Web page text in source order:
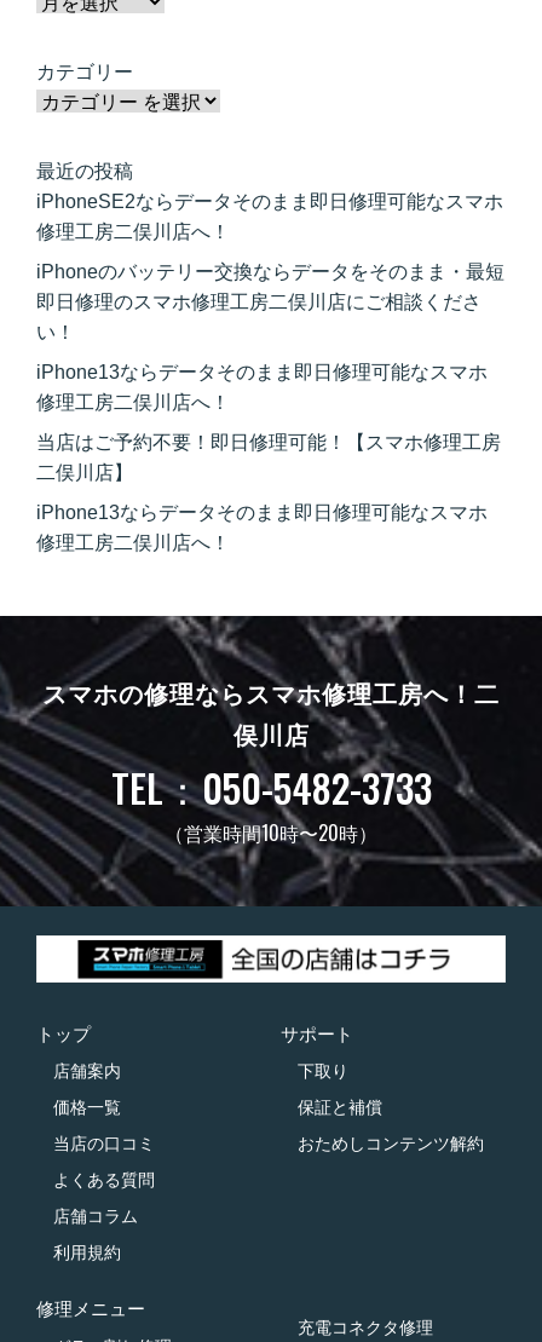
カテゴリー
最近の投稿
iPhoneSE2ならデータそのまま即日修理可能なスマホ
修理工房二俣川店へ！
iPhoneのバッテリー交換ならデータをそのまま・最短
即日修理のスマホ修理工房二俣川店にご相談くださ
い！
iPhone13ならデータそのまま即日修理可能なスマホ
修理工房二俣川店へ！
当店はご予約不要！即日修理可能！【スマホ修理工房
二俣川店】
iPhone13ならデータそのまま即日修理可能なスマホ
修理工房二俣川店へ！
スマホの修理ならスマホ修理工房へ！ 二
俣川店
TEL：050-5482-3733
（営業時間10時〜20時）
トップ
店舗案内
価格一覧
当店の口コミ
よくある質問
店舗コラム
利用規約
サポート
下取り
保証と補償
おためしコンテンツ解約
修理メニュー
充電コネクタ修理